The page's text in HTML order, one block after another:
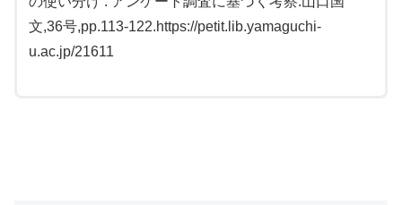
文,36号,pp.113-122.https://petit.lib.yamaguchi-
u.ac.jp/21611